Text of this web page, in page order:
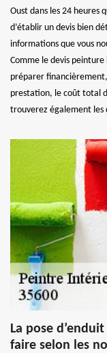
Oust dans les 24 heures
d’établir un devis bien
informations que vous
Comme le devis
préparer
prestation, le coût total
trouverez également les
La pose
faire selon les